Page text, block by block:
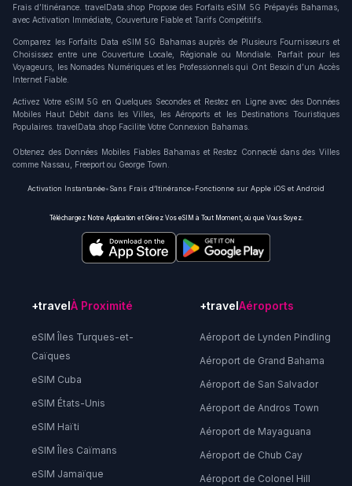
Frais d’Itinérance. travelData.shop Propose des Forfaits eSIM 5G Prépayés Bahamas,
avec Activation Immédiate, Couverture Fiable et Tarifs Compétitifs.
Comparez les Forfaits Data eSIM 5G Bahamas auprès de Plusieurs Fournisseurs et
Choisissez entre une Couverture Locale, Régionale ou Mondiale. Parfait pour les
Voyageurs, les Nomades Numériques et les Professionnels qui Ont Besoin d’un Accès
Internet Fiable.
Activez Votre eSIM 5G en Quelques Secondes et Restez en Ligne avec des Données
Mobiles Haut Débit dans les Villes, les Aéroports et les Destinations Touristiques
Populaires. travelData.shop Facilite Votre Connexion Bahamas.
Obtenez des Données Mobiles Fiables Bahamas et Restez Connecté dans des Villes
comme Nassau, Freeport ou George Town.
Activation Instantanée•Sans Frais d’Itinérance•Fonctionne sur Apple iOS et Android
Téléchargez Notre Application et Gérez Vos eSIM à Tout Moment, où que Vous Soyez.
+travelÀ Proximité
eSIM Îles Turques-et-
Caïques
eSIM Cuba
eSIM États-Unis
eSIM Haïti
eSIM Îles Caïmans
eSIM Jamaïque
+travelAéroports
Aéroport de Lynden Pindling
Aéroport de Grand Bahama
Aéroport de San Salvador
Aéroport de Andros Town
Aéroport de Mayaguana
Aéroport de Chub Cay
Aéroport de Colonel Hill